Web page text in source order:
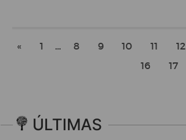
« 1 … 8 9 10 11 12
16
17
ÚLTIMAS